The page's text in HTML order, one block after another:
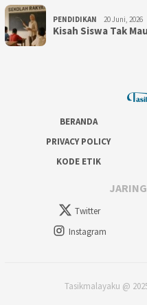
PENDIDIKAN 20 Juni, 2026
Kisah Siswa Tak
BERANDA
PRIVACY POLICY
KODE ETIK
Twitter
Instagram
Tasikmalayaku @